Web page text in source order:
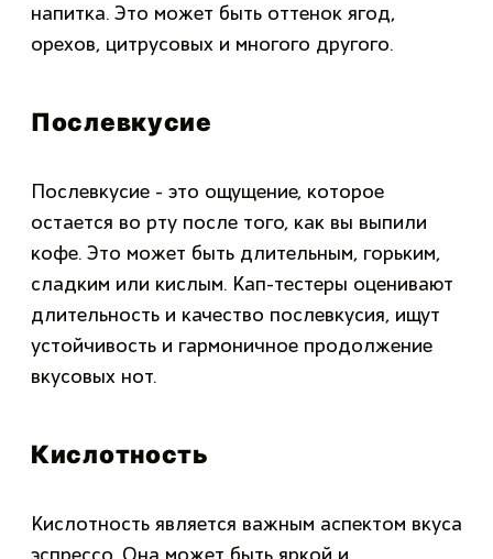
напитка. Это может быть оттенок ягод,
орехов, цитрусовых и многого другого.
Послевкусие
Послевкусие - это ощущение, которое
остается во рту после того, как вы выпили
кофе. Это может быть длительным, горьким,
сладким или кислым. Кап-тестеры оценивают
длительность и качество послевкусия, ищут
устойчивость и гармоничное продолжение
вкусовых нот.
Кислотность
Кислотность является важным аспектом вкуса